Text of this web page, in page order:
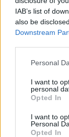
IAB’s list of
also be
Downstream
Please note
not limited to
grant or deny
use your data
consent section.
Personal
I want to
personal
Opted In
I want to
Personal
Opted In
ΚΟΣΜΟΣ
παππού και
7/08/2026 - 3:26μμ